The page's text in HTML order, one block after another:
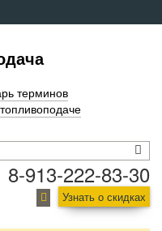
терминов
8-913-222-83-30
Узнать о скидках